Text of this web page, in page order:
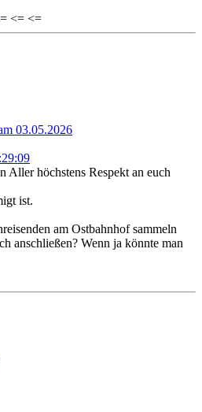
<= <=
03.05.2026
Aller höchstens Respekt an euch
ist.
am Ostbahnhof sammeln
anschließen? Wenn ja könnte man